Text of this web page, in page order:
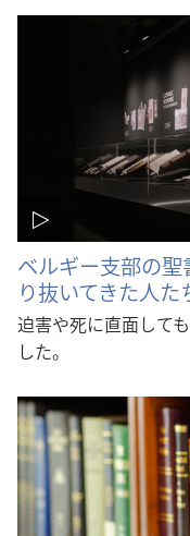
ベルギー支部の
り抜いてきた人た
迫害や死に直面して
した。